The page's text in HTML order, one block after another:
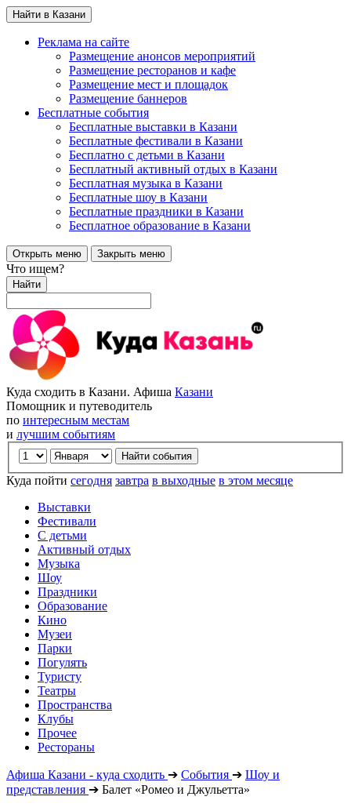
Найти в Казани
Реклама на сайте
Размещение анонсов мероприятий
Размещение ресторанов и кафе
Размещение мест и площадок
Размещение баннеров
Бесплатные события
Бесплатные выставки в Казани
Бесплатные фестивали в Казани
Бесплатно с детьми в Казани
Бесплатный активный отдых в Казани
Бесплатная музыка в Казани
Бесплатные шоу в Казани
Бесплатные праздники в Казани
Бесплатное образование в Казани
Открыть меню Закрыть меню
Что ищем?
Найти
Куда сходить в Казани. Афиша Казани
Помощник и путеводитель
по интересным местам
и лучшим событиям
Куда пойти сегодня завтра в выходные в этом месяце
Выставки
Фестивали
С детьми
Активный отдых
Музыка
Шоу
Праздники
Образование
Кино
Музеи
Парки
Погулять
Туристу
Театры
Пространства
Клубы
Прочее
Рестораны
Афиша Казани - куда сходить ➔ События ➔ Шоу и
представления ➔ Балет «Ромео и Джульетта»